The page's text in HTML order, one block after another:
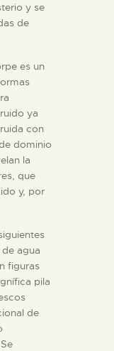
y se
de
es un
ya
con
dominio
la
que
y, por
agua
figuras
pila
de